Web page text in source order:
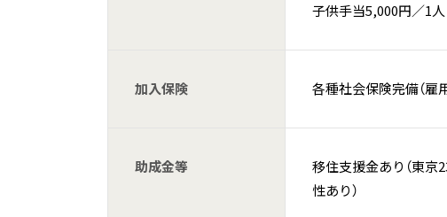
子供手当5,000円／1人
加入保険 各種社会保険完備（雇用
助成金等
移住支援金あり（東京
性あり）